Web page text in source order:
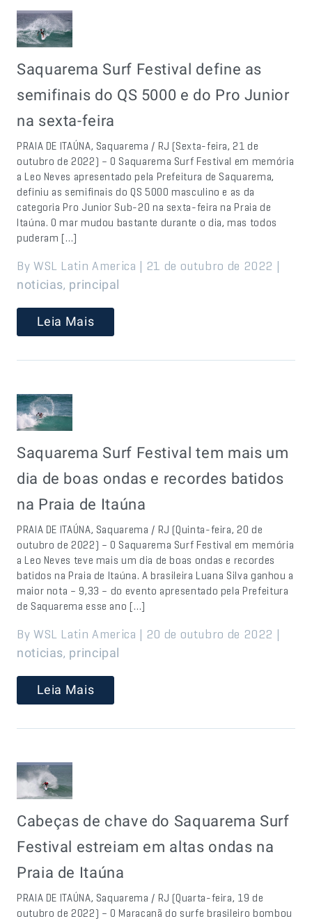
Saquarema Surf Festival define as
semifinais do QS 5000 e do Pro Junior
na sexta-feira
PRAIA DE ITAÚNA, Saquarema / RJ (Sexta-feira, 21 de
outubro de 2022) – O Saquarema Surf Festival em memória
a Leo Neves apresentado pela Prefeitura de Saquarema,
definiu as semifinais do QS 5000 masculino e as da
categoria Pro Junior Sub-20 na sexta-feira na Praia de
Itaúna. O mar mudou bastante durante o dia, mas todos
puderam […]
By WSL Latin America | 21 de outubro de 2022 |
noticias, principal
Leia Mais
Saquarema Surf Festival tem mais um
dia de boas ondas e recordes batidos
na Praia de Itaúna
PRAIA DE ITAÚNA, Saquarema / RJ (Quinta-feira, 20 de
outubro de 2022) – O Saquarema Surf Festival em memória
a Leo Neves teve mais um dia de boas ondas e recordes
batidos na Praia de Itaúna. A brasileira Luana Silva ganhou a
maior nota – 9,33 – do evento apresentado pela Prefeitura
de Saquarema esse ano […]
By WSL Latin America | 20 de outubro de 2022 |
noticias, principal
Leia Mais
Cabeças de chave do Saquarema Surf
Festival estreiam em altas ondas na
Praia de Itaúna
PRAIA DE ITAÚNA, Saquarema / RJ (Quarta-feira, 19 de
outubro de 2022) – O Maracanã do surfe brasileiro bombou